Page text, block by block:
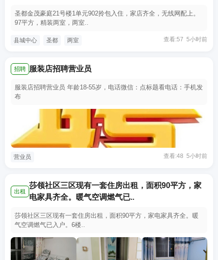
圣都金茂豪庭21号楼1单元902拎包入住，家店齐全，无线网配上。
97平方，精装两室，两室..
县城中心 圣都 两室 查看:57 5小时前
招聘 服装店招聘营业员
服装店招聘营业员 年龄18-55岁，电话微信：点标题看电话：手机发
布
营业员 查看:48 5小时前
出租
莎领社区三区现有一套住房出租，面积90平方，家
电家具齐全。暖气空调燃气已..
莎领社区三区现有一套住房出租，面积90平方，家电家具齐全。暖
气空调燃气已入户。6楼..